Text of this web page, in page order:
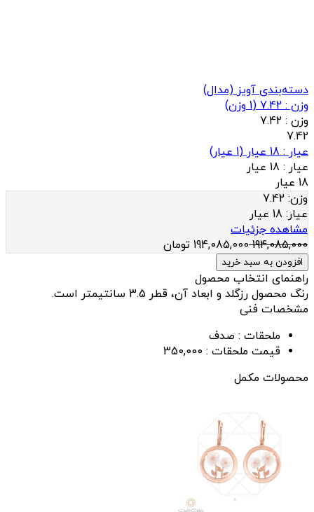
دسته‌بندی آویز (مدال)
وزن : 7.42
(
1 وزن)
وزن : 7.42
7.42
عيار : 18 عیار
(
1 عيار)
عيار : 18 عیار
18 عیار
وزن: 7.42
عيار: 18 عیار
مشاهده جزئیات
194,085,000
194,085,000 تومان
افزودن به سبد خرید
راهنمای انتخاب محصول
رنگ محصول رزگلد و ابعاد آن، قطر 3.5 سانتیمتر است.
مشخصات فنی
ملحقات : صدف
قیمت ملحقات : 350,000
محصولات مکمل